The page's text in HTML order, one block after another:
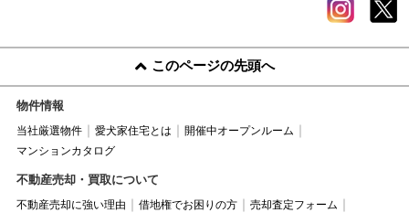
このページの先頭へ
物件情報
当社厳選物件 愛犬家住宅とは
開催中オープンルーム
マンションカタログ
不動産売却・買取について
不動産売却に強い理由 借地権でお困りの方
売却査定フォーム